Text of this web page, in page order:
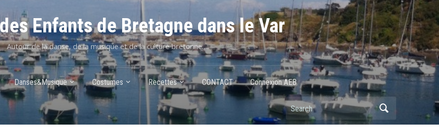
Enfants de Bretagne dans le Var
Autour de la danse, de la musique et de la culture bretonne….
Danses&Musique Costumes Recettes CONTACT Connexion AEB